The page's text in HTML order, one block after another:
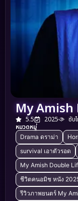
My Amish
5.5 2025 ซับ
หมวดหมู่
Drama ดราม่า
survival เอาตัวรอด
My Amish Double
ชีวิตคนอมิช หนัง
รีวิวภาพยนตร์ My